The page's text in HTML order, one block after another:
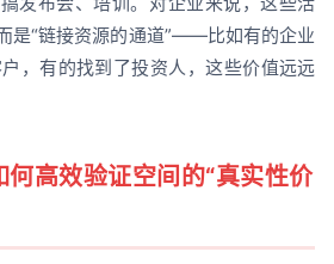
是“链接资源的通道”——比如有的企业
，有的找到了投资人，这些价值远远
高效验证空间的“真实性价